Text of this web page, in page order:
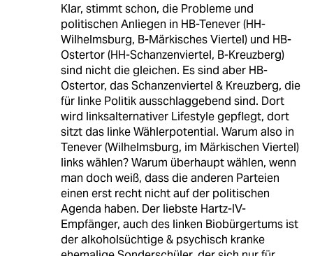
Klar, stimmt schon, die Probleme und
politischen Anliegen in HB-Tenever (HH-
Wilhelmsburg, B-Märkisches Viertel) und HB-
Ostertor (HH-Schanzenviertel, B-Kreuzberg)
sind nicht die gleichen. Es sind aber HB-
Ostertor, das Schanzenviertel & Kreuzberg, die
für linke Politik ausschlaggebend sind. Dort
wird linksalternativer Lifestyle gepflegt, dort
sitzt das linke Wählerpotential. Warum also in
Tenever (Wilhelmsburg, im Märkischen Viertel)
links wählen? Warum überhaupt wählen, wenn
man doch weiß, dass die anderen Parteien
einen erst recht nicht auf der politischen
Agenda haben. Der liebste Hartz-IV-
Empfänger, auch des linken Biobürgertums ist
der alkoholsüchtige & psychisch kranke